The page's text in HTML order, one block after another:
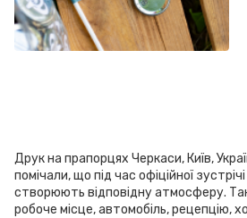
Друк на прапорцях Черкаси, Київ,
помічали, що під час офіційної
створюють відповідну атмосферу.
робоче місце, автомобіль, рецепцію,